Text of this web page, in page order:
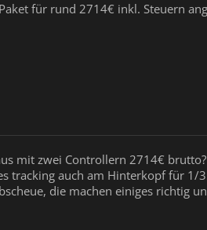
für rund 2714€ inkl. Steuern
mit zwei Controllern 2714€
tracking auch am Hinterkopf für 1/
die machen einiges richtig